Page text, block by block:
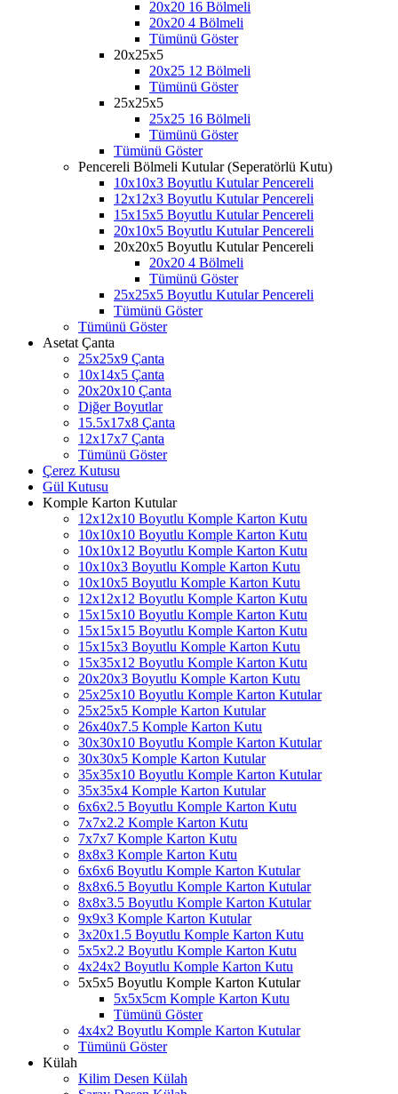
20x20 16 Bölmeli
20x20 4 Bölmeli
Tümünü Göster
20x25x5
20x25 12 Bölmeli
Tümünü Göster
25x25x5
25x25 16 Bölmeli
Tümünü Göster
Tümünü Göster
Pencereli Bölmeli Kutular (Seperatörlü Kutu)
10x10x3 Boyutlu Kutular Pencereli
12x12x3 Boyutlu Kutular Pencereli
15x15x5 Boyutlu Kutular Pencereli
20x10x5 Boyutlu Kutular Pencereli
20x20x5 Boyutlu Kutular Pencereli
20x20 4 Bölmeli
Tümünü Göster
25x25x5 Boyutlu Kutular Pencereli
Tümünü Göster
Tümünü Göster
Asetat Çanta
25x25x9 Çanta
10x14x5 Çanta
20x20x10 Çanta
Diğer Boyutlar
15.5x17x8 Çanta
12x17x7 Çanta
Tümünü Göster
Çerez Kutusu
Gül Kutusu
Komple Karton Kutular
12x12x10 Boyutlu Komple Karton Kutu
10x10x10 Boyutlu Komple Karton Kutu
10x10x12 Boyutlu Komple Karton Kutu
10x10x3 Boyutlu Komple Karton Kutu
10x10x5 Boyutlu Komple Karton Kutu
12x12x12 Boyutlu Komple Karton Kutu
15x15x10 Boyutlu Komple Karton Kutu
15x15x15 Boyutlu Komple Karton Kutu
15x15x3 Boyutlu Komple Karton Kutu
15x35x12 Boyutlu Komple Karton Kutu
20x20x3 Boyutlu Komple Karton Kutu
25x25x10 Boyutlu Komple Karton Kutular
25x25x5 Komple Karton Kutular
26x40x7.5 Komple Karton Kutu
30x30x10 Boyutlu Komple Karton Kutular
30x30x5 Komple Karton Kutular
35x35x10 Boyutlu Komple Karton Kutular
35x35x4 Komple Karton Kutular
6x6x2.5 Boyutlu Komple Karton Kutu
7x7x2.2 Komple Karton Kutu
7x7x7 Komple Karton Kutu
8x8x3 Komple Karton Kutu
6x6x6 Boyutlu Komple Karton Kutular
8x8x6.5 Boyutlu Komple Karton Kutular
8x8x3.5 Boyutlu Komple Karton Kutular
9x9x3 Komple Karton Kutular
3x20x1.5 Boyutlu Komple Karton Kutu
5x5x2.2 Boyutlu Komple Karton Kutu
4x24x2 Boyutlu Komple Karton Kutu
5x5x5 Boyutlu Komple Karton Kutular
5x5x5cm Komple Karton Kutu
Tümünü Göster
4x4x2 Boyutlu Komple Karton Kutular
Tümünü Göster
Külah
Kilim Desen Külah